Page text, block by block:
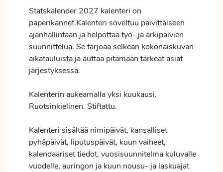
Statskalender 2027 kalenteri on
paperikannet.Kalenteri soveltuu päivittäiseen
ajanhallintaan ja helpottaa työ- ja arkipäivien
suunnittelua. Se tarjoaa selkeän kokonaiskuvan
aikatauluista ja auttaa pitämään tärkeät asiat
järjestyksessä.
Kalenterin aukeamalla yksi kuukausi.
Ruotsinkielinen. Stiftattu.
Kalenteri sisältää nimipäivät, kansalliset
pyhäpäivät, liputuspäivät, kuun vaiheet,
kalendaariset tiedot, vuosisuunnitelma kuluvalle
vuodelle, auringon ja kuun nousu- ja laskuajat